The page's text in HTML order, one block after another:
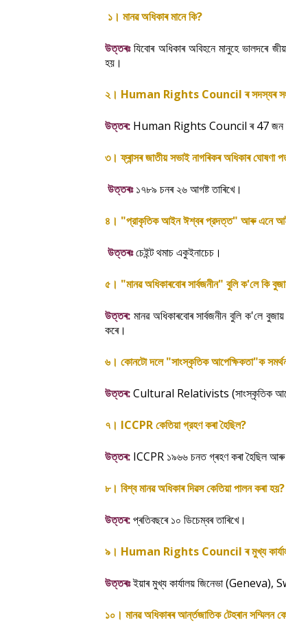
১ । মানৱ অধিকাৰ মানে কি?
উত্তৰঃ যিবোৰ অধিকাৰ অবিহনে মানুহে ভালদৰে
হয় ।
২। Human Rights Councilৰ সদস্যৰ
উত্তৰ: Human Rights Councilৰ 47 জন
৩। ফ্ৰান্সৰ জাতীয় সভাই নাগৰিকৰ অধিকাৰ ঘোষণা
উত্তৰঃ ১৭৮৯ চনৰ ২৬ আগষ্ট তাৰিখে।
৪ । "প্রাকৃতিক আইন ঈশ্বৰ প্রদত্ত" আৰু এনে
উত্তৰঃ চেইন্ট থমাচ একুইনাচেচ ।
৫ । "মানৱ অধিকাৰবোৰ সাৰ্বজনীন" বুলি ক'লে কি
উত্তৰ: মানৱ অধিকাৰবোৰ সাৰ্বজনীন বুলি ক'লে বুজায়
কৰে।
৬ । কোনটো দলে"সাংস্কৃতিক আপেক্ষিকতা"ক
উত্তৰ:Cultural Relativists (সাংস্কৃতিক
৭ । ICCPR কেতিয়া গ্রহণ কৰা হৈছিল?
উত্তৰ: ICCPR ১৯৬৬ চনত গ্ৰহণ কৰা হৈছিল আৰু
৮। বিশ্ব মানৱ অধিকাৰ দিৱস কেতিয়া পালন কৰা হয়?
উত্তৰ: প্ৰতিবছৰে ১০ ডিচেম্বৰ তাৰিখে।
৯ । Human Rights Councilৰ মুখ্য
উত্তৰঃ ইয়াৰ মুখ্য কার্যালয় জিনেভা (Geneva),
১০ । মানৱ অধিকাৰৰ আর্ন্তজাতিক টেহৰান সম্মিলন